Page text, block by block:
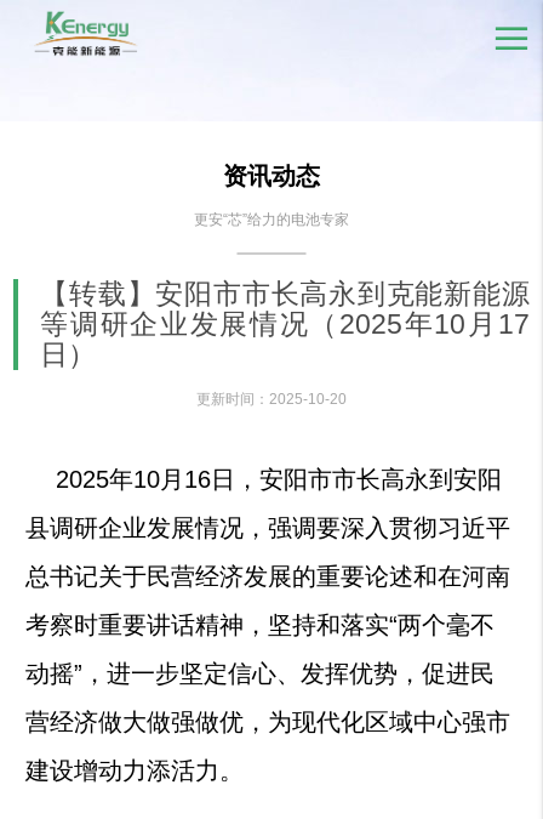
资讯动态
更安“芯”给力的电池专家
【转载】安阳市市长高永到克能新能源
等调研企业发展情况（2025年10月17
日）
更新时间：2025-10-20
2025年10月16日，安阳市市长高永到安阳
县调研企业发展情况，强调要深入贯彻习近平
总书记关于民营经济发展的重要论述和在河南
考察时重要讲话精神，坚持和落实“两个毫不
动摇”，进一步坚定信心、发挥优势，促进民
营经济做大做强做优，为现代化区域中心强市
建设增动力添活力。